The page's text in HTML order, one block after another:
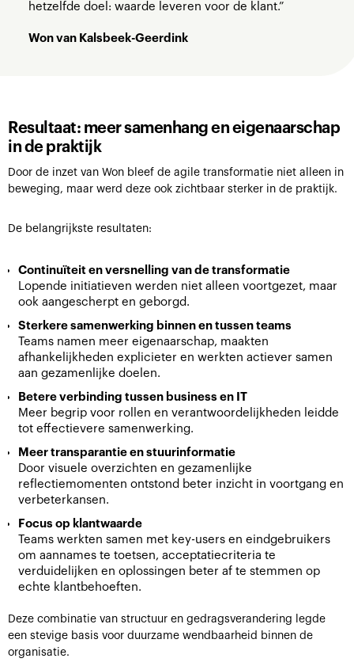
hetzelfde doel: waarde leveren voor de klant.”
Won van Kalsbeek-Geerdink
Resultaat: meer samenhang en eigenaarschap
in de praktijk
Door de inzet van Won bleef de agile transformatie niet alleen in
beweging, maar werd deze ook zichtbaar sterker in de praktijk.
De belangrijkste resultaten:
Continuïteit en versnelling van de transformatie
Lopende initiatieven werden niet alleen voortgezet, maar
ook aangescherpt en geborgd.
Sterkere samenwerking binnen en tussen teams
Teams namen meer eigenaarschap, maakten
afhankelijkheden explicieter en werkten actiever samen
aan gezamenlijke doelen.
Betere verbinding tussen business en IT
Meer begrip voor rollen en verantwoordelijkheden leidde
tot effectievere samenwerking.
Meer transparantie en stuurinformatie
Door visuele overzichten en gezamenlijke
reflectiemomenten ontstond beter inzicht in voortgang en
verbeterkansen.
Focus op klantwaarde
Teams werkten samen met key-users en eindgebruikers
om aannames te toetsen, acceptatiecriteria te
verduidelijken en oplossingen beter af te stemmen op
echte klantbehoeften.
Deze combinatie van structuur en gedragsverandering legde
een stevige basis voor duurzame wendbaarheid binnen de
organisatie.